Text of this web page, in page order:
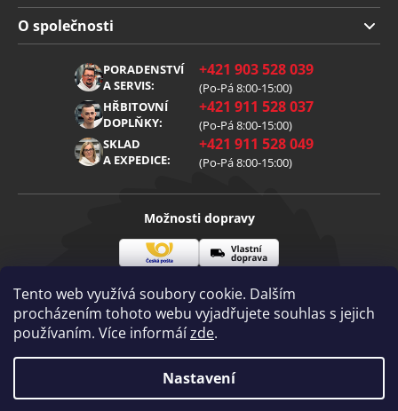
Tento web využívá soubory cookie. Dalším
procházením tohoto webu vyjadřujete souhlas s jejich
používaním. Více informáízde.
Nastavení
Doprava a platba
Obchodní podmínky
Reklamace
Zpracování osobních údajů
O společnosti
PORADENSTVÍ
A SERVIS:
+421 903 528 039
(Po-Pá 8:00-15:00)
HŘBITOVNÍ
DOPLŇKY:
+421 911 528 037
(Po-Pá 8:00-15:00)
SKLAD
A EXPEDICE:
+421 911 528 049
(Po-Pá 8:00-15:00)
Možnosti dopravy
pošta
doprava
Visa Mastercard
Copyright 2026
Diamantovenastroje.cz. Všechna práva
vyhrazena.